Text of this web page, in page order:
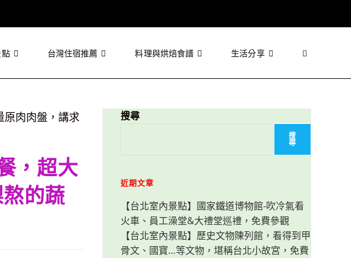
台灣住宿推薦 料理與烘焙食譜 生活分享 Toggle
search
，超大
的蔬
搜尋
搜
尋
近期文章
【台北室內景點】國家鐵道博物館-吹冷氣看
火車、員工澡堂&大禮堂巡禮，免費參觀
【台北室內景點】歷史文物陳列館，看得到甲
骨文、國寶…等文物，堪稱台北小故宮，免費